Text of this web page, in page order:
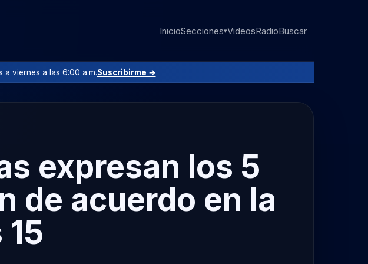
InicioSecciones▾VideosRadioBuscar
viernes a las 6:00 a.m.Suscribirme →
expresan los 5
de acuerdo en la